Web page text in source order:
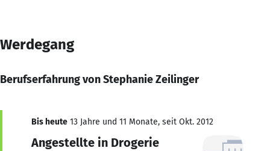
Werdegang
Berufserfahrung von Stephanie Zeilinger
Bis heute 13 Jahre und 11 Monate, seit Okt. 2012
Angestellte in Drogerie